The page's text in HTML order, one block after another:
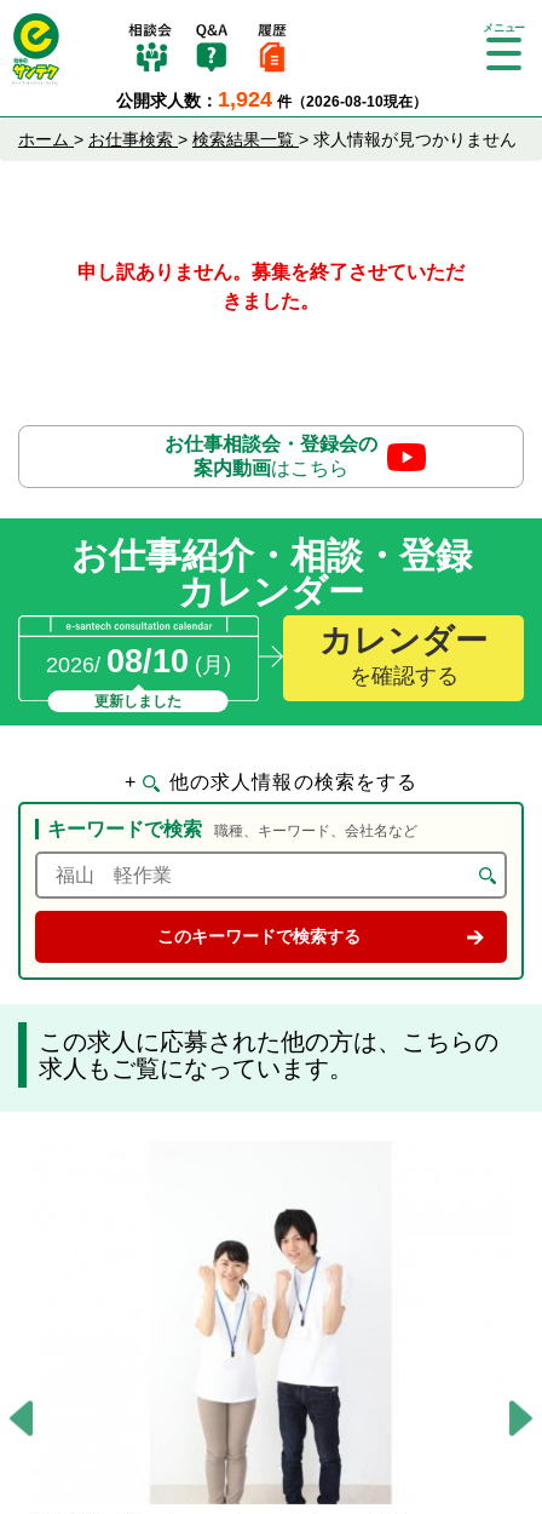
公開求人数： 1,924 件（2026-08-10現在）
Tog
ion
ホーム > お仕事検索 > 検索結果一覧 > 求人情報が見つかりません
申し訳ありません。募集を終了させていただ
きました。
お仕事相談会・登録会の
案内動画はこちら
お仕事紹介・相談・登録
カレンダー
2026/ 08/10 (月)
更新しました
カレンダー
を確認する
+ 他の求人情報の検索をする
キーワードで検索 職種、キーワード、会社名など
この求人に応募された他の方は、こちらの
求人もご覧になっています。